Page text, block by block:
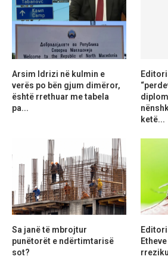
Arsim Idrizi në kulmin e
verës po bën gjum dimëror,
është rrethuar me tabela
pa...
ketë...
Sa janë të mbrojtur
punëtorët e ndërtimtarisë
sot?